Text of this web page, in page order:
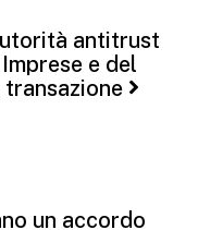
antitrust
e del
un accordo